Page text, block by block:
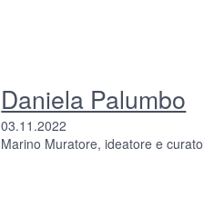
Daniela Palumbo
03.11.2022
Marino Muratore, ideatore e